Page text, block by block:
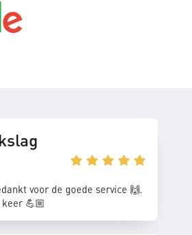
voor de goede service 🙌.
💪🏼